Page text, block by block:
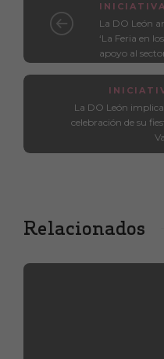
La DO León
‘La Feria en
apoyo al
La DO León
celebración de su
Relacionados